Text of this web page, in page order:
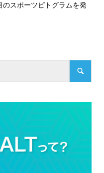
スポーツピトグラムを発